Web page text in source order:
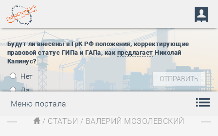
Будут ли внесены в ГрК РФ положения, корректирующие
правовой статус ГИПа и ГАПа, как предлагает Николай
Капинус?
Нет
Да
Меню портала
/ СТАТЬИ / ВАЛЕРИЙ МОЗОЛЕВСКИЙ